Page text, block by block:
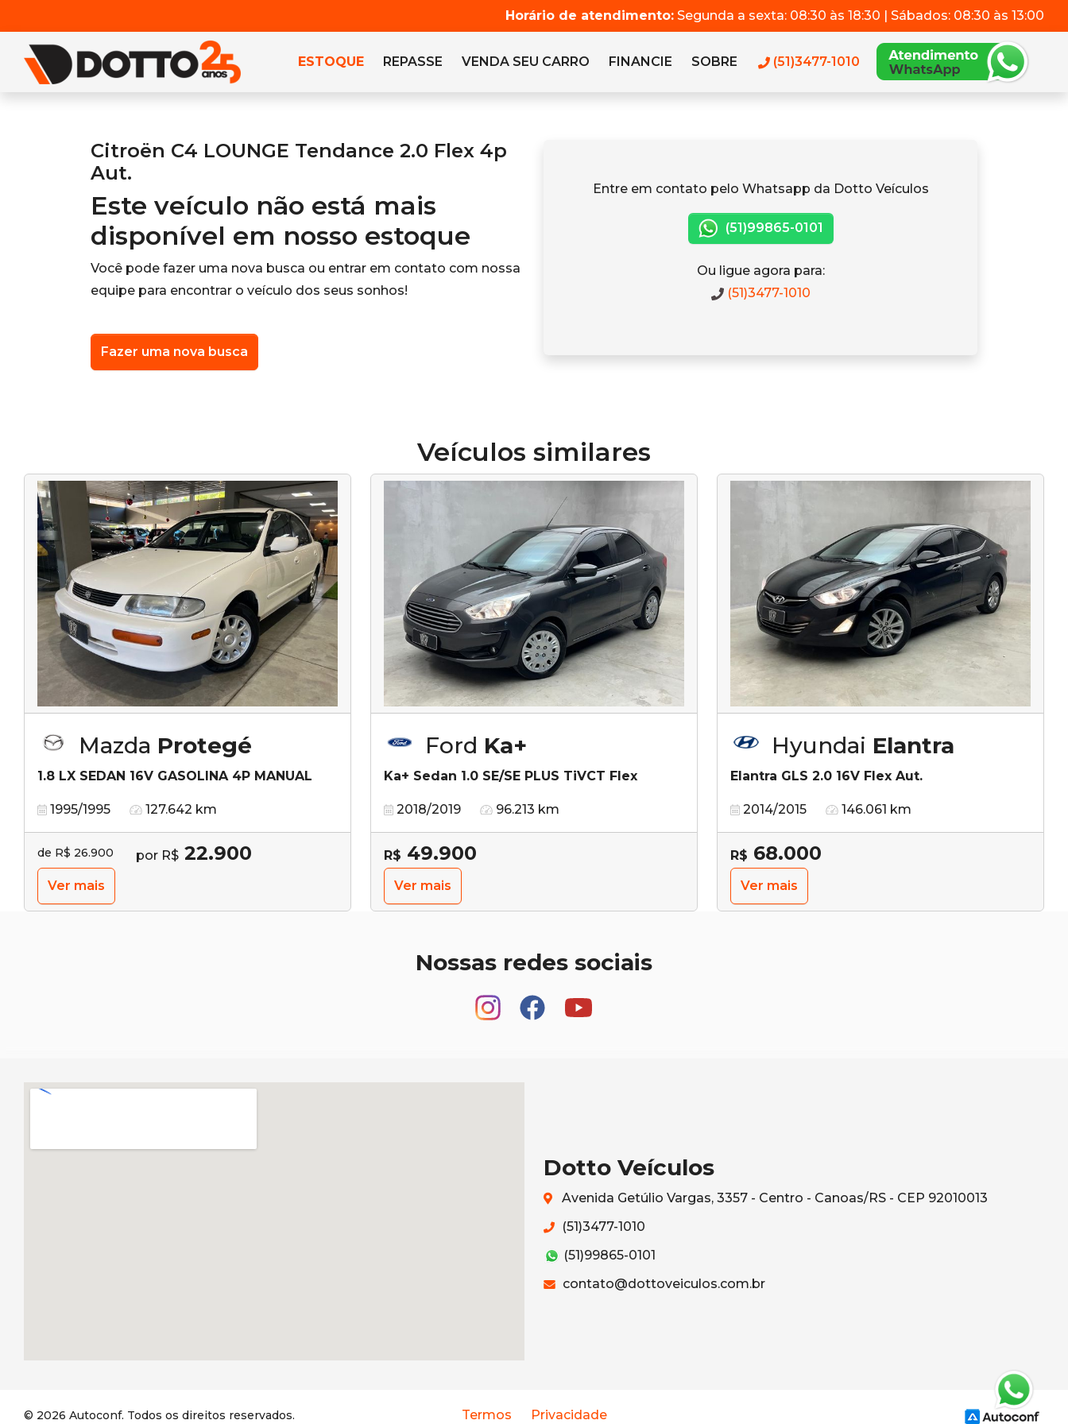
Horário de atendimento: Segunda a sexta: 08:30 às 18:30 | Sábados: 08:30 às 13:00
ESTOQUE REPASSE VENDA SEU CARRO FINANCIE SOBRE (51)3477-1010
Citroën C4 LOUNGE Tendance 2.0 Flex 4p
Aut.
Este veículo não está mais
disponível em nosso estoque
Você pode fazer uma nova busca ou entrar em contato com nossa
equipe para encontrar o veículo dos seus sonhos!
Fazer uma nova busca
Entre em contato pelo Whatsapp da Dotto Veículos
(51)99865-0101
Ou ligue agora para:
(51)3477-1010
Veículos similares
Mazda Protegé
1.8 LX SEDAN 16V GASOLINA 4P MANUAL
1995/1995 127.642 km
de R$ 26.900 por R$ 22.900
Ver mais
Ford Ka+
Ka+ Sedan 1.0 SE/SE PLUS TiVCT Flex
2018/2019 96.213 km
R$ 49.900
Ver mais
Hyundai Elantra
Elantra GLS 2.0 16V Flex Aut.
2014/2015 146.061 km
R$ 68.000
Ver mais
Nossas redes sociais
Dotto Veículos
Avenida Getúlio Vargas, 3357 - Centro - Canoas/RS - CEP 92010013
(51)3477-1010
(51)99865-0101
contato@dottoveiculos.com.br
© 2026 Autoconf. Todos os direitos reservados. Termos Privacidade